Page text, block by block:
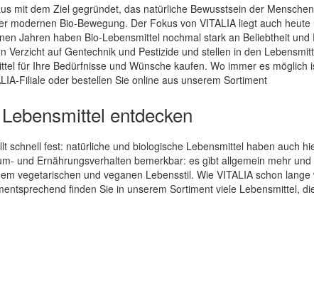
mit dem Ziel gegründet, das natürliche Bewusstsein der
modernen Bio-Bewegung. Der Fokus von VITALIA liegt auch
Jahren haben Bio-Lebensmittel nochmal stark an Beliebtheit
Verzicht auf Gentechnik und Pestizide und stellen in den
für Ihre Bedürfnisse und Wünsche kaufen. Wo immer es
Filiale oder bestellen Sie online aus unserem Sortiment
entdecken
schnell fest: natürliche und biologische Lebensmittel haben auch
und Ernährungsverhalten bemerkbar: es gibt allgemein mehr
vegetarischen und veganen Lebensstil. Wie VITALIA schon
finden Sie in unserem Sortiment viele Lebensmittel,